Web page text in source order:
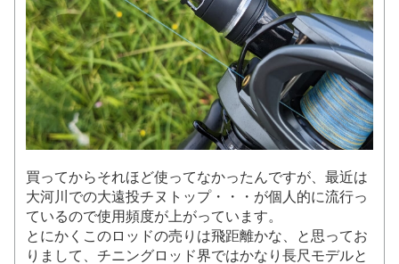
買ってからそれほど使ってなかったんですが、最近は
大河川での大遠投チヌトップ・・・が個人的に流行っ
ているので使用頻度が上がっています。
とにかくこのロッドの売りは飛距離かな、と思ってお
りまして、チニングロッド界ではかなり長尺モデルと